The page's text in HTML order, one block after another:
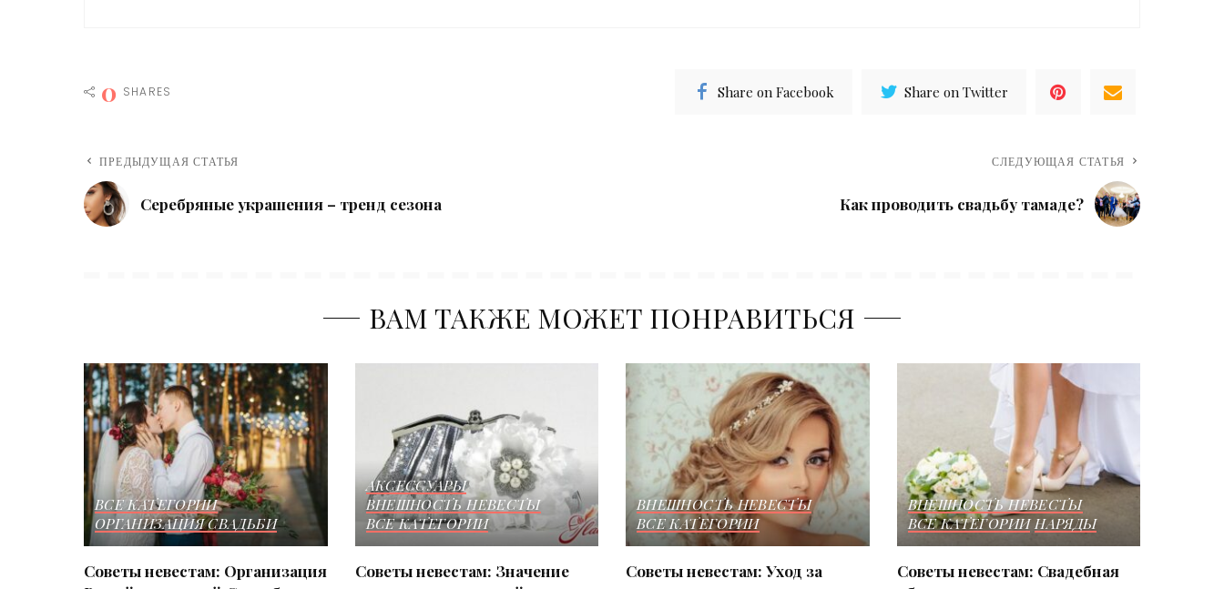
0 SHARES Share on Facebook Share on Twitter
ПРЕДЫДУЩАЯ СТАТЬЯ
Серебряные украшения – тренд сезона
СЛЕДУЮЩАЯ СТАТЬЯ
Как проводить свадьбу тамаде?
ВАМ ТАКЖЕ МОЖЕТ ПОНРАВИТЬСЯ
ВСЕ КАТЕГОРИИ
ОРГАНИЗАЦИЯ СВАДЬБИ
Советы невестам: Организация
АКСЕССУАРЫ
ВНЕШНОСТЬ НЕВЕСТЫ
ВСЕ КАТЕГОРИИ
Советы невестам: Значение
ВНЕШНОСТЬ НЕВЕСТЫ
ВСЕ КАТЕГОРИИ
Советы невестам: Уход за
ВНЕШНОСТЬ НЕВЕСТЫ
ВСЕ КАТЕГОРИИ НАРЯДЫ
Советы невестам: Свадебная